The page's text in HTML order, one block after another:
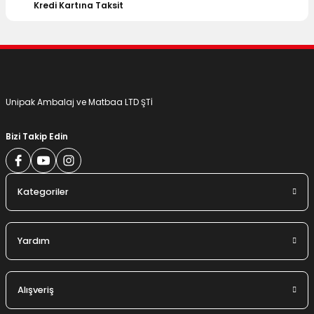
Kredi Kartına Taksit
Unipak Ambalaj ve Matbaa LTD ŞTİ
Bizi Takip Edin
Kategoriler
Yardım
Alışveriş